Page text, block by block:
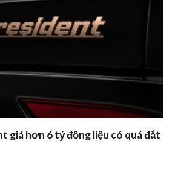
giá hơn 6 tỷ đồng liệu có quá đắt